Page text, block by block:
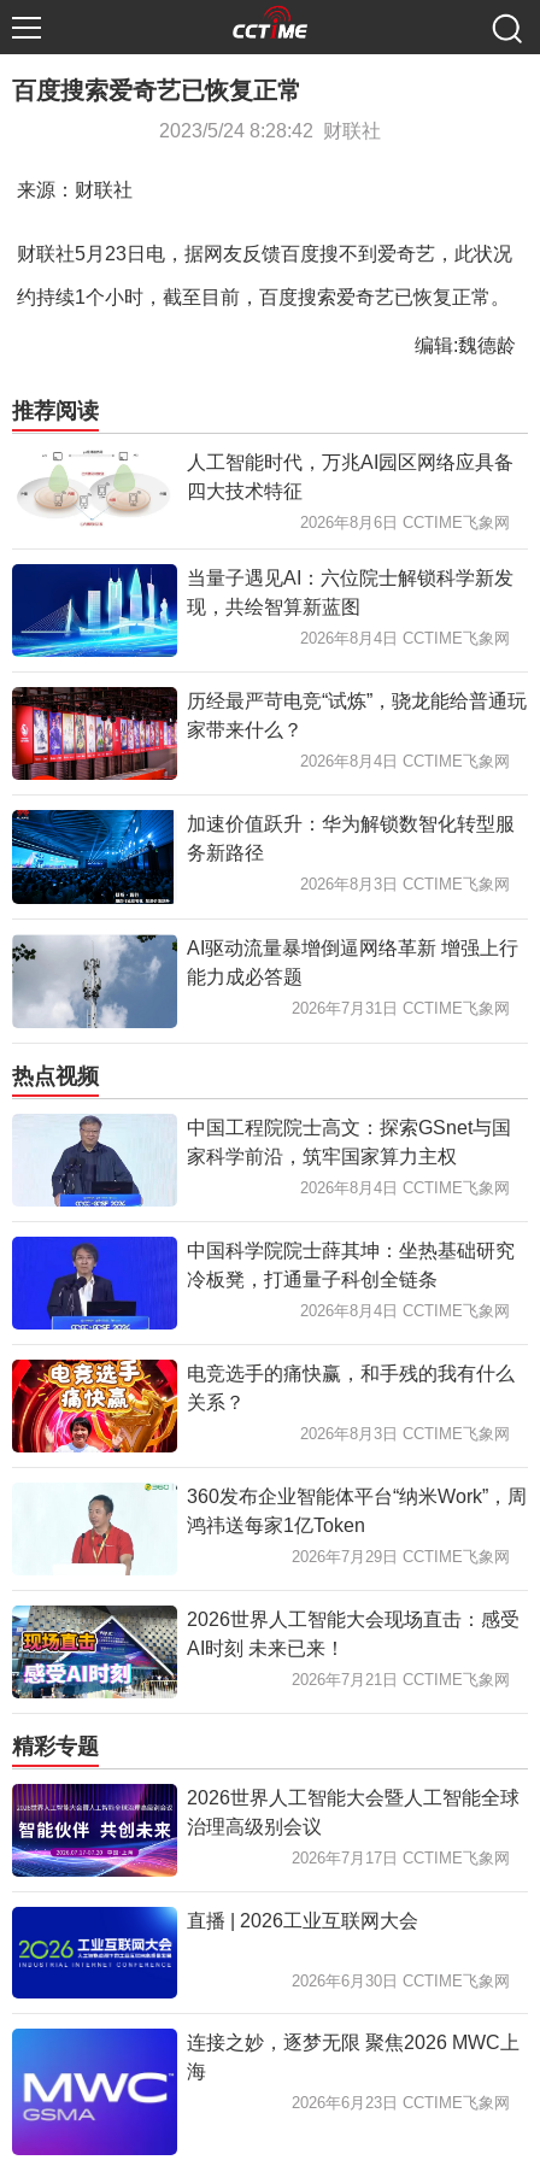
百度搜索爱奇艺已恢复正常
2023/5/24 8:28:42 财联社
来源：财联社
财联社5月23日电，据网友反馈百度搜不到爱奇艺，此状况
约持续1个小时，截至目前，百度搜索爱奇艺已恢复正常。
编辑:魏德龄
推荐阅读
人工智能时代，万兆AI园区网络应具备
四大技术特征
2026年8月6日 CCTIME飞象网
当量子遇见AI：六位院士解锁科学新发
现，共绘智算新蓝图
2026年8月4日 CCTIME飞象网
历经最严苛电竞“试炼”，骁龙能给普通玩
家带来什么？
2026年8月4日 CCTIME飞象网
加速价值跃升：华为解锁数智化转型服
务新路径
2026年8月3日 CCTIME飞象网
AI驱动流量暴增倒逼网络革新 增强上行
能力成必答题
2026年7月31日 CCTIME飞象网
热点视频
中国工程院院士高文：探索GSnet与国
家科学前沿，筑牢国家算力主权
2026年8月4日 CCTIME飞象网
中国科学院院士薛其坤：坐热基础研究
冷板凳，打通量子科创全链条
2026年8月4日 CCTIME飞象网
电竞选手的痛快赢，和手残的我有什么
关系？
2026年8月3日 CCTIME飞象网
360发布企业智能体平台“纳米Work”，周
鸿祎送每家1亿Token
2026年7月29日 CCTIME飞象网
2026世界人工智能大会现场直击：感受
AI时刻 未来已来！
2026年7月21日 CCTIME飞象网
精彩专题
2026世界人工智能大会暨人工智能全球
治理高级别会议
2026年7月17日 CCTIME飞象网
直播 | 2026工业互联网大会
2026年6月30日 CCTIME飞象网
连接之妙，逐梦无限 聚焦2026 MWC上
海
2026年6月23日 CCTIME飞象网